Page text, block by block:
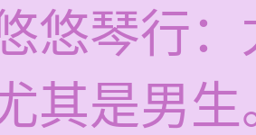
悠琴行
其是男